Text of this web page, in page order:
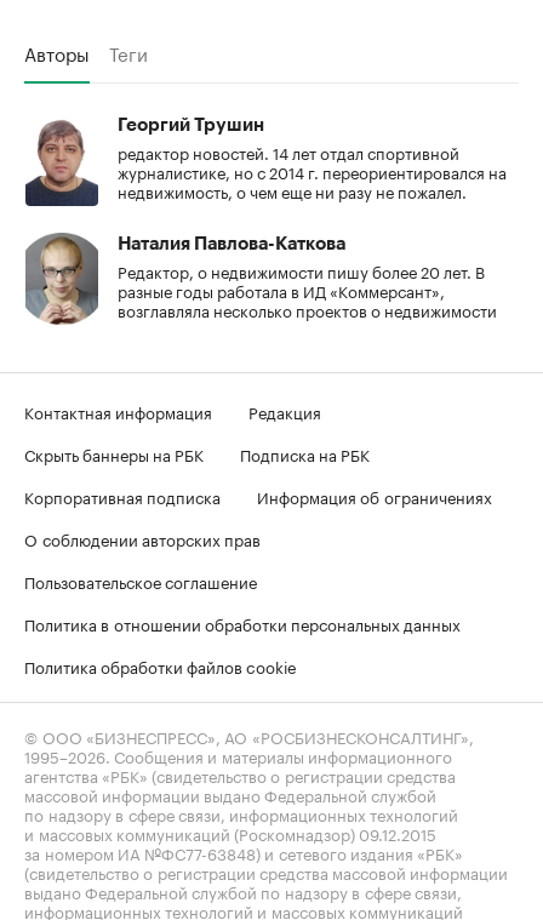
Авторы Теги
Георгий Трушин
редактор новостей. 14 лет отдал спортивной
журналистике, но с 2014 г. переориентировался на
недвижимость, о чем еще ни разу не пожалел.
Наталия Павлова-Каткова
Редактор, о недвижимости пишу более 20 лет. В
разные годы работала в ИД «Коммерсант»,
возглавляла несколько проектов о недвижимости
Контактная информация
Редакция
Скрыть баннеры на РБК
Подписка на РБК
Корпоративная подписка
Информация об ограничениях
О соблюдении авторских прав
Пользовательское соглашение
Политика в отношении обработки персональных данных
Политика обработки файлов cookie
© ООО «БИЗНЕСПРЕСС», АО «РОСБИЗНЕСКОНСАЛТИНГ»,
1995–2026 . Сообщения и материалы информационного
агентства «РБК» (свидетельство о регистрации средства
массовой информации выдано Федеральной службой
по надзору в сфере связи, информационных технологий
и массовых коммуникаций (Роскомнадзор) 09.12.2015
за номером ИА №ФС77-63848) и сетевого издания «РБК»
(свидетельство о регистрации средства массовой информации
выдано Федеральной службой по надзору в сфере связи,
информационных технологий и массовых коммуникаций